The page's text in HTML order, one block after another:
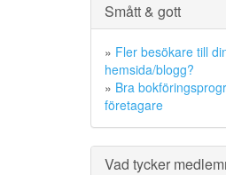
Smått & gott
» Fler besökare till
hemsida/blogg?
» Bra
företagare
Vad tycker